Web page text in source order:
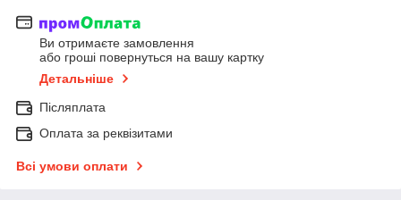
Ви отримаєте замовлення
або гроші повернуться на вашу картку
Детальніше
Післяплата
Оплата за реквізитами
Всі умови оплати